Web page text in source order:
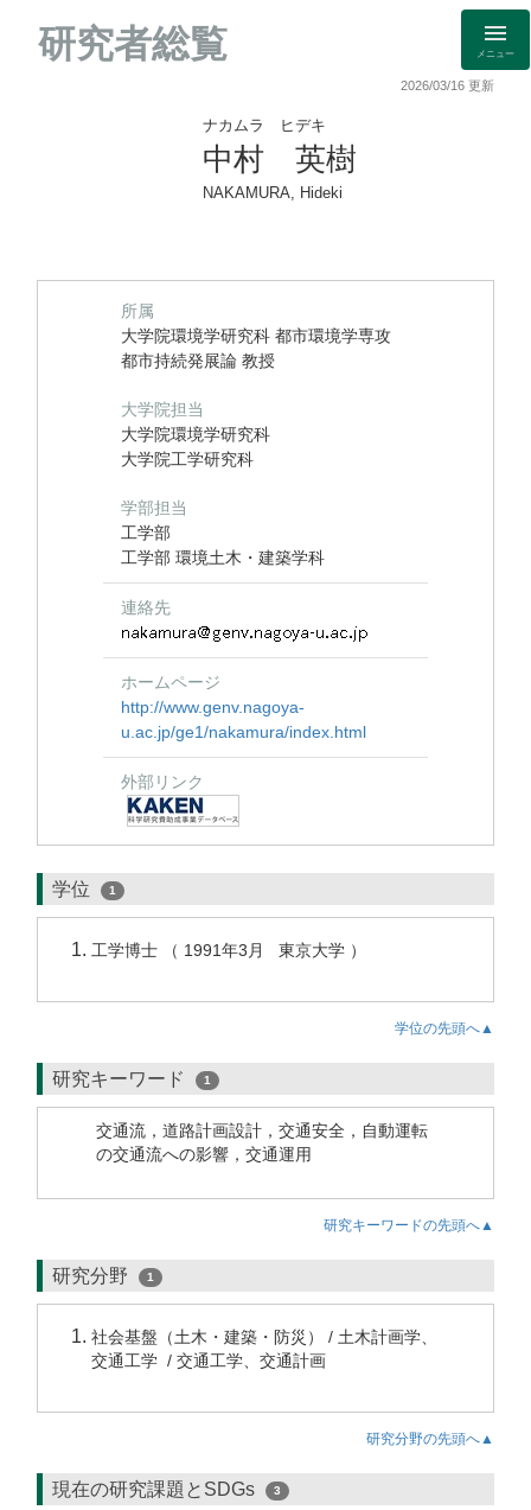
研究者総覧 メニュー
2026/03/16 更新
ナカムラ ヒデキ
中村 英樹
NAKAMURA, Hideki
所属
大学院環境学研究科 都市環境学専攻
都市持続発展論 教授
大学院担当
大学院環境学研究科
大学院工学研究科
学部担当
工学部
工学部 環境土木・建築学科
連絡先
ホームページ
http://www.genv.nagoya-
u.ac.jp/ge1/nakamura/index.html
外部リンク
学位 1
工学博士 （ 1991年3月 東京大学 ）
学位の先頭へ▲
研究キーワード 1
交通流，道路計画設計，交通安全，自動運転
の交通流への影響，交通運用
研究キーワードの先頭へ▲
研究分野 1
社会基盤（土木・建築・防災） / 土木計画学、
交通工学 / 交通工学、交通計画
研究分野の先頭へ▲
現在の研究課題とSDGs 3